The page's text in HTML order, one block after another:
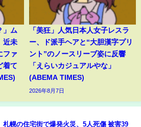
」ム
近未
ファ
着て
「美狂」人気日本人女子レスラ
ー、ド派手ヘアと“大胆漢字プリ
ント”のノースリーブ姿に反響
「えらいカジュアルやな」
(ABEMA TIMES)
2026年8月7日
札幌の住宅街で爆発火災、5人死傷 被害39